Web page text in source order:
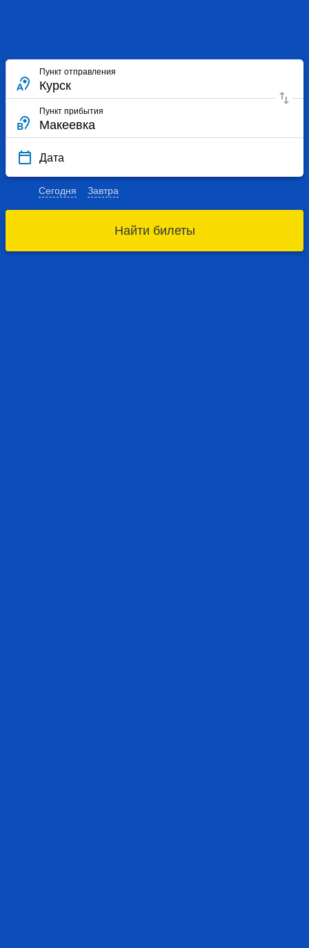
Пункт отправления
Пункт прибытия
Дата
Сегодня Завтра
Найти билеты